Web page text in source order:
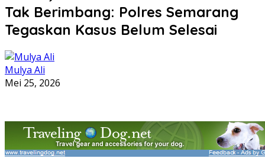
Tak Berimbang: Polres Semarang
Tegaskan Kasus Belum Selesai
Mulya Ali
Mei 25, 2026